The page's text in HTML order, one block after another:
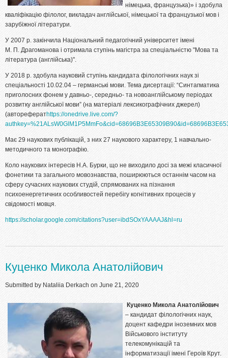
німецька, французька)» і здобула
кваліфікацію філолог, викладач англійської, німецької та французької мов і
зарубіжної літератури.
У 2007 р. закінчила Національний педагогічний університет імені
М. П. Драгоманова і отримала ступінь магістра за спеціальністю "Мова та
література (англійська)".
У 2018 р. здобула науковий ступінь кандидата філологічних наук зі
спеціальності 10.02.04 – германські мови. Тема дисертації: “Синтагматика
приголосних фонем у давньо-, середньо- та новоанглійському періодах
розвитку англійської мови” (на матеріалі лексикографічних джерел)
(авторефератhttps://onedrive.live.com/?
Має 29 наукових публікацій, з них 27 наукового характеру, 1 навчально-
методичного та монографію.
Коло наукових інтересів Н.А. Бурки, що не виходило досі за межі класичної
фонетики та загального мовознавства, поширюються останнім часом на
сферу сучасних наукових студій, спрямованих на пізнання
психоенергетичних особливостей перебігу когнітивних процесів у
свідомості мовця.
https://scholar.google.com/citations?user=ibdSOxYAAAAJ&hl=ru
Куценко Микола Анатолійович
Submitted by Nataliia Derkach on June 21, 2020
Куценко Микола Анатолійович
– кандидат філологічних наук,
доцент кафедри іноземних мов
Військового інституту
телекомунікацій та
інформатизації імені Героїв Крут.